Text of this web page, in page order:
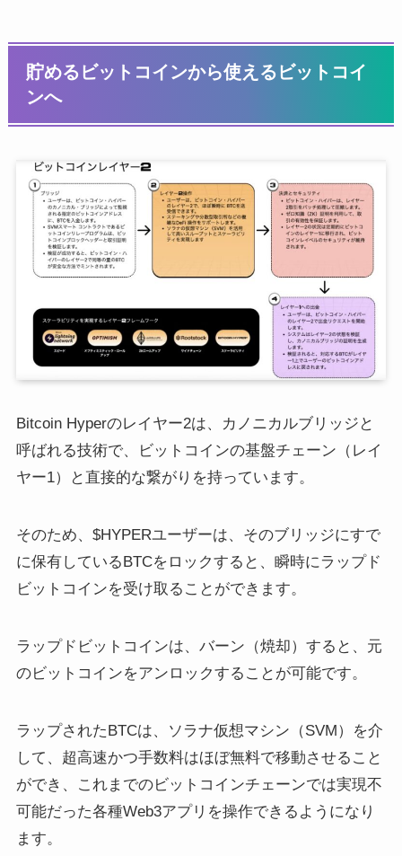
貯めるビットコインから使えるビットコイ
ンへ
Bitcoin Hyperのレイヤー2は、カノニカルブリッジと
呼ばれる技術で、ビットコインの基盤チェーン（レイ
ヤー1）と直接的な繋がりを持っています。
そのため、$HYPERユーザーは、そのブリッジにすで
に保有しているBTCをロックすると、瞬時にラップド
ビットコインを受け取ることができます。
ラップドビットコインは、バーン（焼却）すると、元
のビットコインをアンロックすることが可能です。
ラップされたBTCは、ソラナ仮想マシン（SVM）を介
して、超高速かつ手数料はほぼ無料で移動させること
ができ、これまでのビットコインチェーンでは実現不
可能だった各種Web3アプリを操作できるようになり
ます。